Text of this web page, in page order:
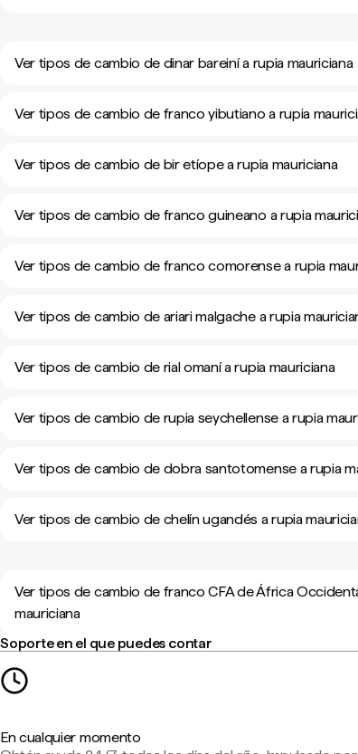
Ver tipos de cambio de dinar bareiní a rupia mauriciana
Ver tipos de cambio de franco yibutiano a rupia
Ver tipos de cambio de bir etíope a rupia mauriciana
Ver tipos de cambio de franco guineano a rupia
Ver tipos de cambio de franco comorense a rupia
Ver tipos de cambio de ariari malgache a rupia
Ver tipos de cambio de rial omaní a rupia mauriciana
Ver tipos de cambio de rupia seychellense a rupia
Ver tipos de cambio de dobra santotomense a rupia
Ver tipos de cambio de chelín ugandés a rupia
Ver tipos de cambio de franco CFA de África
mauriciana
Soporte en el que puedes contar
En cualquier momento